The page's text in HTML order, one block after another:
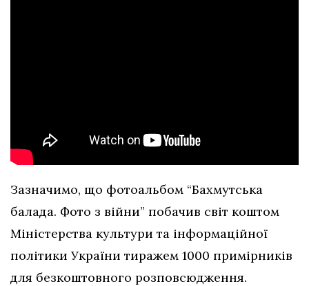
Зазначимо, що фотоальбом “Бахмутська
балада. Фото з війни” побачив світ коштом
Міністерства культури та інформаційної
політики України тиражем 1000 примірників
для безкоштовного розповсюдження.